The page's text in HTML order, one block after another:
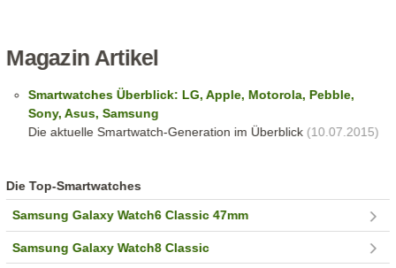
Magazin Artikel
Smartwatches Überblick: LG, Apple, Motorola, Pebble,
Sony, Asus, Samsung
Die aktuelle Smartwatch-Generation im Überblick(10.07.2015)
Die Top-Smartwatches
Samsung Galaxy Watch6 Classic 47mm
Samsung Galaxy Watch8 Classic